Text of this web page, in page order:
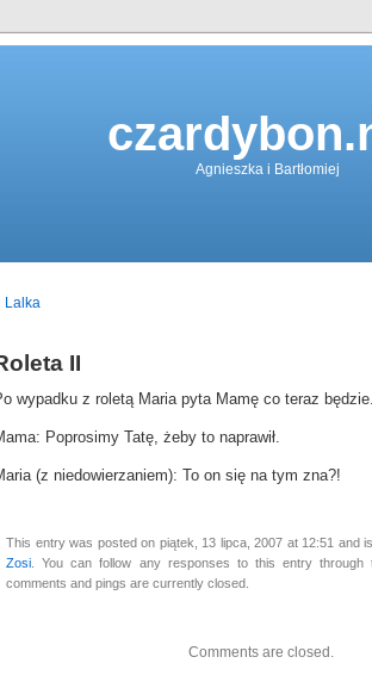
Agnieszka i Bartłomiej
Lalka
II
wypadku z roletą Maria pyta Mamę co teraz będzie.
Poprosimy Tatę, żeby to naprawił.
(z niedowierzaniem): To on się na tym zna?!
This entry was posted on piątek, 13 lipca, 2007 at 12:51 and
Zosi . You can follow any responses to this entry through
comments and pings are currently closed.
Comments are closed.